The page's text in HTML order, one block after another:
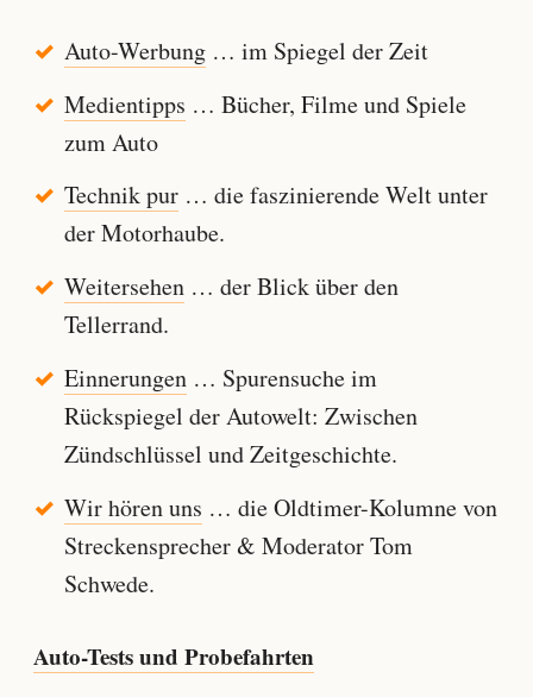
Auto-Werbung… im Spiegel der Zeit
Medientipps … Bücher, Filme und Spiele
zum Auto
Technik pur… die faszinierende Welt unter
der Motorhaube.
Weitersehen… der Blick über den
Tellerrand.
Einnerungen… Spurensuche im
Rückspiegel der Autowelt: Zwischen
Zündschlüssel und Zeitgeschichte.
Wir hören uns … die Oldtimer-Kolumne von
Streckensprecher & Moderator Tom
Schwede.
Auto-Tests und Probefahrten